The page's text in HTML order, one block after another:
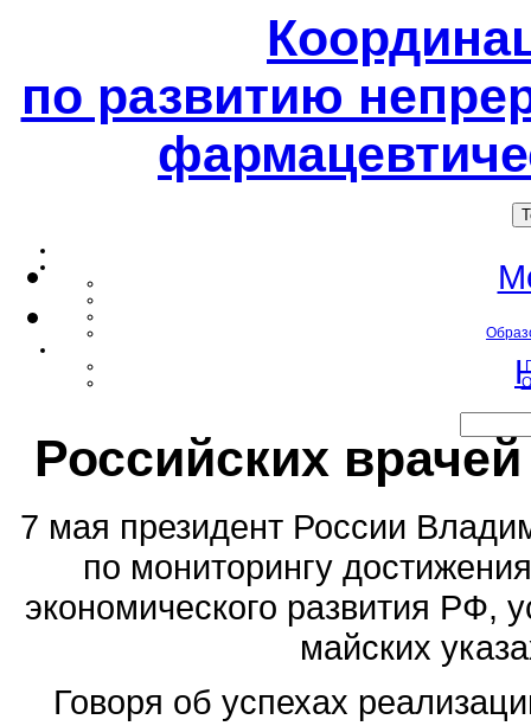
по развитию
Российских
7 мая президент России
по мониторингу
экономического развития РФ,
майских
Говоря об успехах